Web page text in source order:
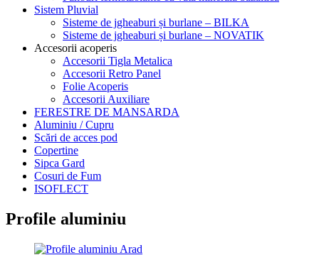
Sistem Pluvial
Sisteme de jgheaburi și burlane – BILKA
Sisteme de jgheaburi și burlane – NOVATIK
Accesorii acoperis
Accesorii Tigla Metalica
Accesorii Retro Panel
Folie Acoperis
Accesorii Auxiliare
FERESTRE DE MANSARDA
Aluminiu / Cupru
Scări de acces pod
Copertine
Sipca Gard
Cosuri de Fum
ISOFLECT
Profile aluminiu